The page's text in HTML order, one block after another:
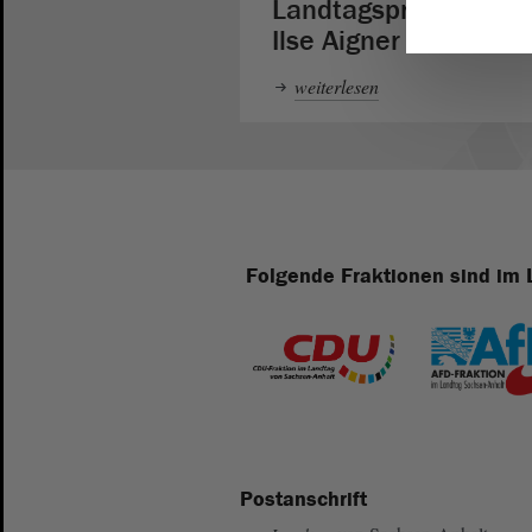
Landtagspräsidentin
Ilse Aigner
weiterlesen
Folgende Fraktionen sind im
Postanschrift